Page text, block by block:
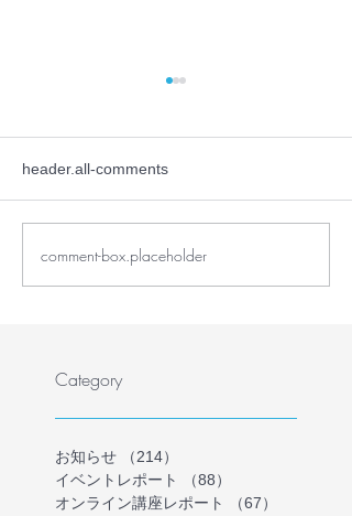
【プレスリリース】学校
に行かない・行けない子
header.all-comments
comment-box.placeholder
Category
お知らせ （214）
イベントレポート
（88）
オンライン講座レポート
（67）